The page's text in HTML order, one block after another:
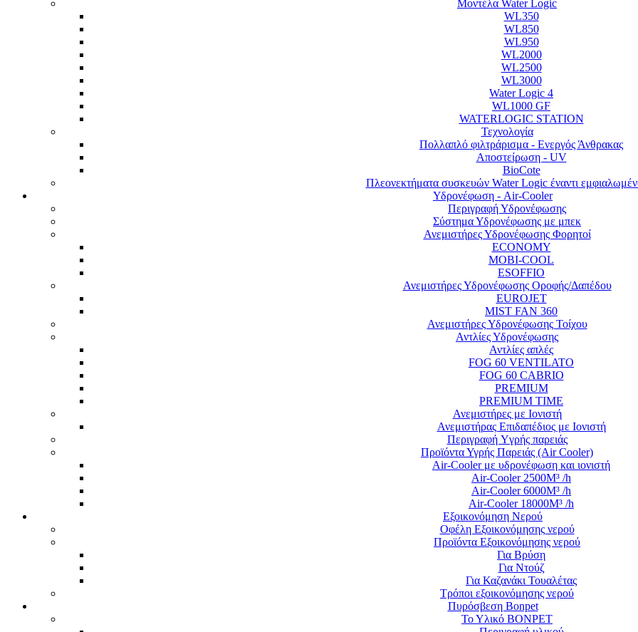
Μοντέλα Water Logic
WL350
WL850
WL950
WL2000
WL2500
WL3000
Water Logic 4
WL1000 GF
WATERLOGIC STATION
Τεχνολογία
Πολλαπλό φιλτράρισμα - Ενεργός Άνθρακας
Αποστείρωση - UV
BioCote
Πλεονεκτήματα συσκευών Water Logic έναντι
Υδρονέφωση - Air-Cooler
Περιγραφή Υδρονέφωσης
Σύστημα Υδρονέφωσης με μπεκ
Ανεμιστήρες Υδρονέφωσης Φορητoί
ECONOMY
MOBI-COOL
ESOFFIO
Ανεμιστήρες Υδρονέφωσης Οροφής/Δαπέδου
EUROJET
MIST FAN 360
Ανεμιστήρες Υδρονέφωσης Τοίχου
Αντλίες Υδρονέφωσης
Αντλίες απλές
FOG 60 VENTILATO
FOG 60 CABRIO
PREMIUM
PREMIUM TIME
Ανεμιστήρες με Ιονιστή
Ανεμιστήρας Επιδαπέδιος με Ιονιστή
Περιγραφή Yγρής παρειάς
Προϊόντα Υγρής Παρειάς (Air Cooler)
Air-Cooler με υδρονέφωση και ιονιστή
Air-Cooler 2500M³ /h
Air-Cooler 6000M³ /h
Air-Cooler 18000M³ /h
Εξοικονόμηση Νερού
Οφέλη Εξοικονόμησης νερού
Προϊόντα Εξοικονόμησης νερού
Για Βρύση
Για Ντούζ
Για Καζανάκι Τουαλέτας
Τρόποι εξοικονόμησης νερού
Πυρόσβεση Bonpet
Το Υλικό BONPET